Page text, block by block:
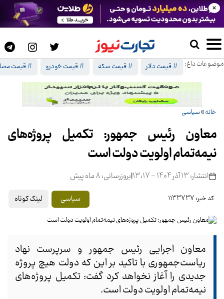
موضوعات داغ: # قیمت دلار # قیمت سکه # قیمت خودرو # قیمت
×
خانه»سیاسی
معاون رئیس جمهور: تکمیل پروژه‌های
نیمه‌تمام اولویت دولت است
انتشار: 13 آذر 1404 - 13:17 |بروزرسانی: 8 ماه پیش
کد خبر: 1133737 سیاسی لینک کوتاه
معاون اجرایی رئیس جمهور و سرپرست نهاد
ریاست‌جمهوری با تاکید بر این که دولت هیچ پروژه
جدیدی را آغاز نخواهد کرد گفت: تکمیل پروژه‌های
نیمه‌تمام اولویت دولت است.